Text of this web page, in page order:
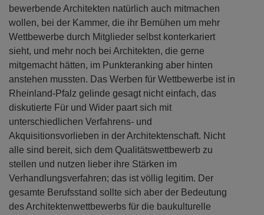
bewerbende Architekten natürlich auch mitmachen
wollen, bei der Kammer, die ihr Bemühen um mehr
Wettbewerbe durch Mitglieder selbst konterkariert
sieht, und mehr noch bei Architekten, die gerne
mitgemacht hätten, im Punkteranking aber hinten
anstehen mussten. Das Werben für Wettbewerbe ist in
Rheinland-Pfalz gelinde gesagt nicht einfach, das
diskutierte Für und Wider paart sich mit
unterschiedlichen Verfahrens- und
Akquisitionsvorlieben in der Architektenschaft. Nicht
alle sind bereit, sich dem Qualitätswettbewerb zu
stellen und nutzen lieber ihre Stärken im
Verhandlungsverfahren; das ist völlig legitim. Der
gesamte Berufsstand sollte sich aber der Bedeutung
des Architektenwettbewerbs für die baukulturelle